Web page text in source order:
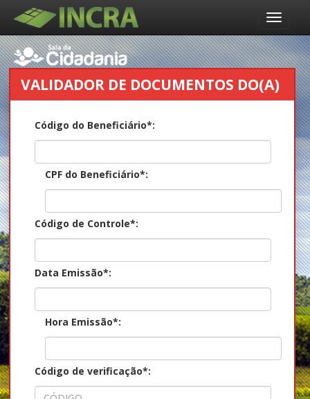
Bem-Vindo
VALIDADOR DE DOCUMENTOS DO(A)
Código do Beneficiário*:
CPF do Beneficiário*:
Código de Controle*:
Data Emissão*:
Hora Emissão*:
Código de verificação*: